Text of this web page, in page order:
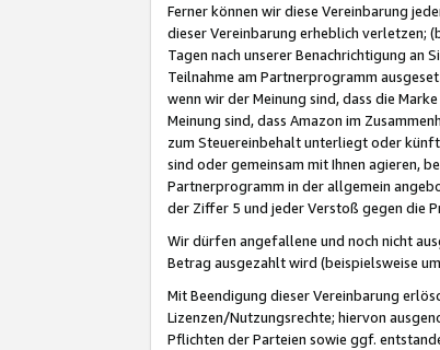
Ferner können wir diese Vereinbarung
dieser Vereinbarung erheblich verletzen;
Tagen nach unserer Benachrichtigung an
Teilnahme am Partnerprogramm
wenn wir der Meinung sind, dass die
Meinung sind, dass Amazon im
zum Steuereinbehalt unterliegt oder
sind oder gemeinsam mit Ihnen agieren,
Partnerprogramm in der allgemein
der Ziffer 5 und jeder Verstoß gegen die
Wir dürfen angefallene und noch nicht
Betrag ausgezahlt wird (beispielsweise
Mit Beendigung dieser Vereinbarung
Lizenzen/Nutzungsrechte; hiervon
Pflichten der Parteien sowie ggf.